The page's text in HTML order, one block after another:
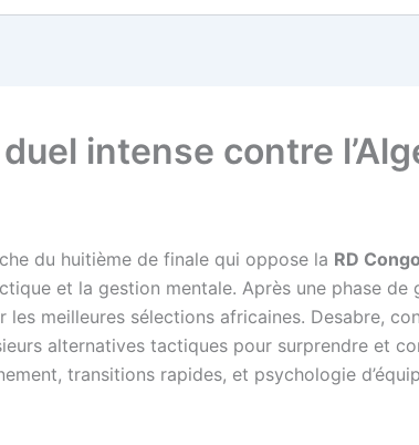
intense contre
du huitième de finale qui oppose la RD Congo
et la gestion mentale. Après une phase de
meilleures sélections africaines. Desabre,
alternatives tactiques pour surprendre et
transitions rapides, et psychologie